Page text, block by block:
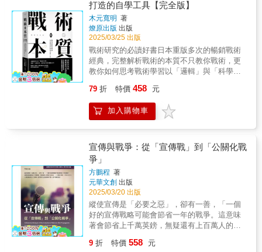
重新思索在巨大壓力下領導者的選擇與信念。
本書特色：本書為《歐陸傾覆，邱吉爾見證法
國的最後戰線》下冊。不同於市面上的分冊方
式，本書經過全文重新處理與解讀，呈現更加
流暢、精要的敘事結構。內容涵蓋科技應對空
襲、英美合作、地中海與中東戰局發展，以及
德義戰略變化等重要歷史階段，記錄了邱吉爾
戰場上的核心地位。
領袖，邱吉爾的回憶錄不僅是一個歷史紀錄，
更是政治與軍事決策的經典教材。本書透過精
簡與重新編排，使邱吉爾的歷史視角更易於理
解，適合對二戰史、領導決策以及國際政治感
興趣的讀者。本書不僅描繪了二戰初期的關鍵
戰役，也反映出戰爭中的政治較量與人性掙
扎。 本書特色：本書經過全文重新處理與解
讀，使內容更為精要流暢，保留邱吉爾對戰爭
的深入見解與關鍵決策過程。內容涵蓋法國戰
刻，闡述英國如何在孤立無援的情況下堅持抵
抗。透過嚴謹選材與清晰編排，讀者能快速掌
握戰局變化與戰略考量，深入理解這場全球衝
具體案例，佐證其觀點，使讀者能在理論與實
踐之間取得平衡理解。理性與非理性的分
野 作者特別強調理性認知在文明轉型中的
價值，認為在百年大變局下，能夠認識市商文
明發展大勢的人，才有機會在變局中站穩腳
跟。書中強調，市商化的文明已成為不可逆轉
的歷史潮流，那些無視或逆反這一趨勢的國家
瞻性與警示意涵 本書不僅是一部文明理論
探討之作，更是一部具有強烈現實警示意涵的
作品。作者以俄羅斯等事件為例，試圖喚起讀
政治的嶄新視野。 總結 《和平或戰
爭：文明市商化升級的路徑博弈》是一部關於
人類文明升級抉擇的深刻思辨之作。書中展現
了市商文明在全球化背景下的不可逆轉性，對
於理解當代社會與國際形勢有重要參考價值。
推薦給所有關注國際政治和文明發展的讀者，
特別是那些希望從經濟與文明交織中尋求未來
發展路徑的人。
日益高漲的時代，《如何打贏戰爭》清楚闡釋
了任何人在做出投入戰爭的決策時，所應該參
考的複雜考量因素。戰爭是令人厭惡且複雜
的，但也是充滿人性的。在這本簡單易讀的書
籍中，麥克‧馬丁去除戰爭當中許多令人難解的
技術問題，冷靜精確扼要地講解如何協調軍事
力量&mdash;&mdash;從步兵單位到情報收
集，從戰略規劃到戰術實施。 《如何打贏戰
解現代戰爭&mdash;&mdash;特別是政治家和
將軍所做的決定（無論好壞）
&mdash;&mdash;所不可或缺的指標性書籍。
勤、士氣、致命暴力和戰爭的未來，但卻以通
俗易懂的文字撰寫。 麥克‧馬丁用平實的口吻為
一般不懂軍事的讀者講解戰爭這門高深的藝
術，每個想要了解現代化戰爭的讀者，以及那
些希望帶領我們度過未來幾十年衝突的人都應
該閱讀這本書。
打造的自學工具【完全版】
木元寬明 著
燎原出版 出版
2025/03/25 出版
戰術研究的必讀好書日本重版多次的暢銷戰術
經典，完整解析戰術的本質不只教你戰術，更
教你如何思考戰術學習以「邏輯」與「科學」
揮官是如何擬定作戰計畫、如何指揮和運用部
隊、如何擊敗敵人並取得勝利的呢？要如何準
確掌握21世紀的趨勢、軍事和科技的快速進
淺而深，開始學習掌握所有最必要的戰術知
識，不僅教你如何贏得戰爭，更教你如何思考
戰爭。「戰術教育的起點即是終點」，作者決
定從頭做起，從戰術的基礎開始寫出一本滿足
一般人都可以學習戰術知識的好書。本書由曾
任陸上自衛隊陸將補的作者，系統性地解說戰
術，並深入探討其本質。歷經多次增補改版，
《戰術的本質》以最終的完全版與讀者見面。
如同兵法名著《孫子》受到眾多商業人士喜愛
一般，了解實際的戰術，也能連結到商業世界
79 折 特價 458 元
加入購物車
宣傳與戰爭：從「宣傳戰」到「公關化戰
爭」
方鵬程 著
元華文創 出版
2025/03/20 出版
縱使宣傳是「必要之惡」，卻有一善，「一個
好的宣傳戰略可能會節省一年的戰爭。這意味
著會節省上千萬英鎊，無疑還有上百萬人的生
爭若少了宣傳，那所需付出的後果與代價，豈
9 折 特價 558 元